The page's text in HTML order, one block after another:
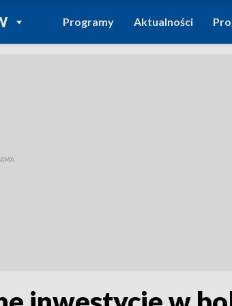
DO
Programy Aktualności